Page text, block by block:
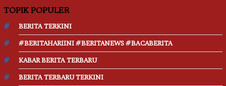
TOPIK POPULER
BERITA TERKINI
#BERITAHARIINI #BERITANEWS #BACABERITA
KABAR BERITA TERBARU
BERITA TERBARU TERKINI